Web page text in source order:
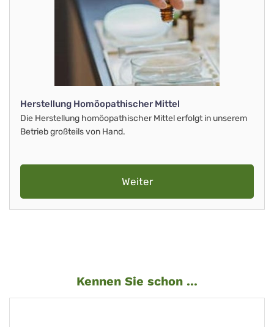
Herstellung Homöopathischer Mittel
Die Herstellung homöopathischer Mittel erfolgt in unserem
Betrieb großteils von Hand.
Weiter
Kennen Sie schon ...